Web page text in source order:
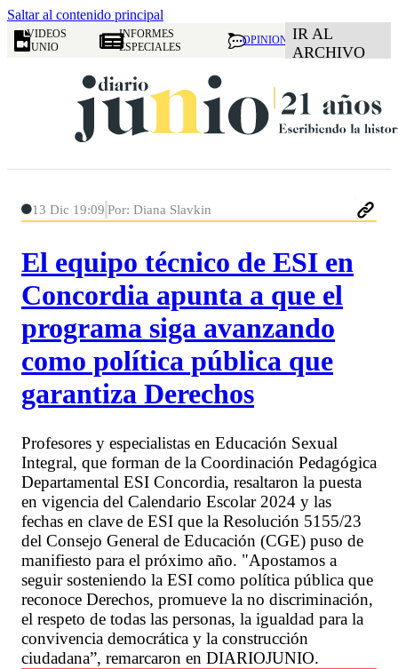
Saltar al contenido principal
VIDEOS
JUNIO
INFORMES
ESPECIALES
OPINION IR AL
ARCHIVO
13 Dic 19:09 Por: Diana Slavkin
El equipo técnico de ESI en
Concordia apunta a que el
programa siga avanzando
como política pública que
garantiza Derechos
Profesores y especialistas en Educación Sexual
Integral, que forman de la Coordinación Pedagógica
Departamental ESI Concordia, resaltaron la puesta
en vigencia del Calendario Escolar 2024 y las
fechas en clave de ESI que la Resolución 5155/23
del Consejo General de Educación (CGE) puso de
manifiesto para el próximo año. "Apostamos a
seguir sosteniendo la ESI como política pública que
reconoce Derechos, promueve la no discriminación,
el respeto de todas las personas, la igualdad para la
convivencia democrática y la construcción
ciudadana”, remarcaron en DIARIOJUNIO.